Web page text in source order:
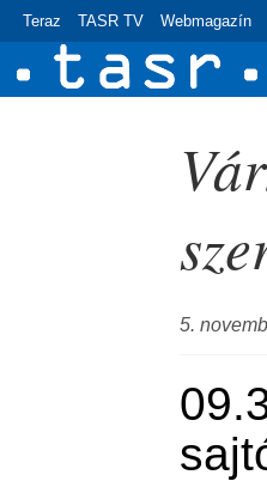
Teraz TASR TV Webmagazín
5.